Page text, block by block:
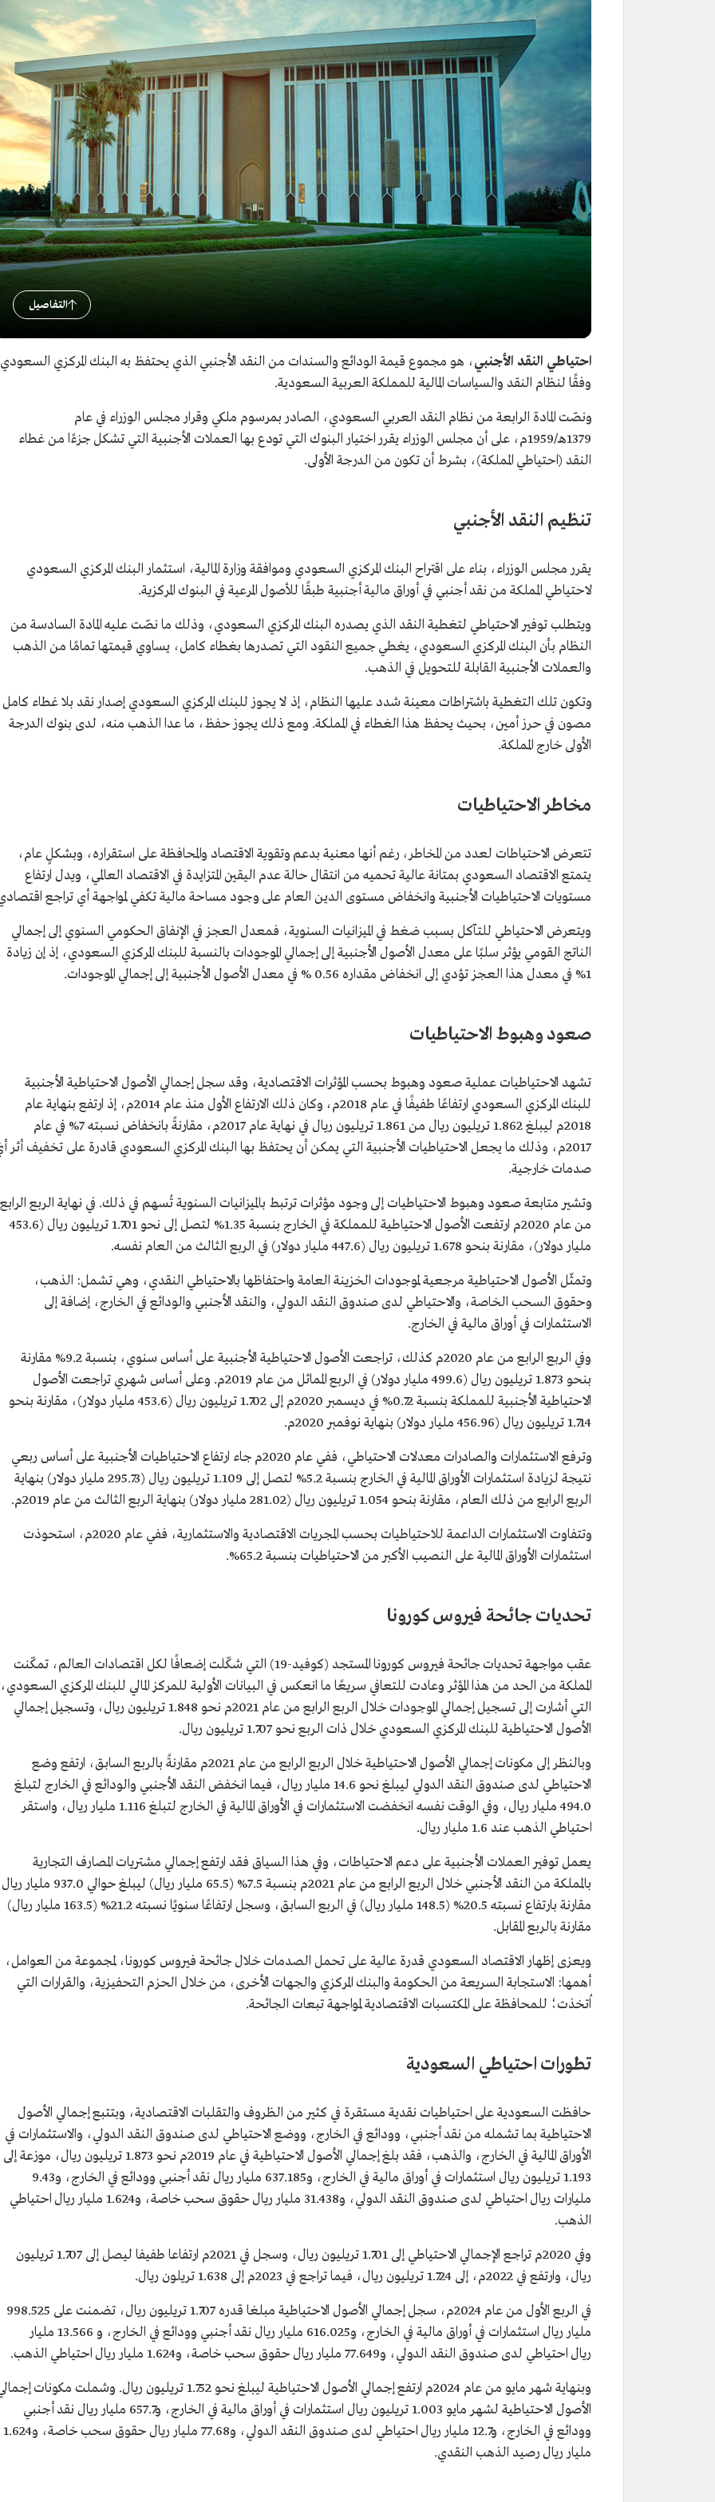
التفاصيل
احتياطي النقد الأجنبي، هو مجموع قيمة الودائع والسندات من النقد الأجنبي الذي يحتفظ به البنك المركزي
وفقًا لنظام النقد والسياسات المالية للمملكة العربية السعودية.
ونصّت المادة الرابعة من نظام النقد العربي السعودي، الصادر بمرسوم ملكي وقرار مجلس الوزراء في عام
1379هـ/1959م، على أن مجلس الوزراء يقرر اختيار البنوك التي تودع بها العملات الأجنبية التي تشكل جزءًا من غطاء
النقد (احتياطي المملكة)، بشرط أن تكون من الدرجة الأولى.
تنظيم النقد الأجنبي
يقرر مجلس الوزراء، بناء على اقتراح البنك المركزي السعودي وموافقة وزارة المالية، استثمار البنك المركزي السعودي
لاحتياطي المملكة من نقد أجنبي في أوراق مالية أجنبية طبقًا للأصول المرعية في البنوك المركزية.
ويتطلب توفير الاحتياطي لتغطية النقد الذي يصدره البنك المركزي السعودي، وذلك ما نصّت عليه المادة السادسة من
النظام بأن البنك المركزي السعودي، يغطي جميع النقود التي تصدرها بغطاء كامل، يساوي قيمتها تمامًا من الذهب
والعملات الأجنبية القابلة للتحويل في الذهب.
وتكون تلك التغطية باشتراطات معينة شدد عليها النظام، إذ لا يجوز للبنك المركزي السعودي إصدار نقد بلا غطاء كامل
مصون في حرز أمين، بحيث يحفظ هذا الغطاء في المملكة. ومع ذلك يجوز حفظ، ما عدا الذهب منه، لدى بنوك الدرجة
الأولى خارج المملكة.
مخاطر الاحتياطيات
تتعرض الاحتياطات لعدد من المخاطر، رغم أنها معنية بدعم وتقوية الاقتصاد والمحافظة على استقراره، وبشكلٍ عام،
يتمتع الاقتصاد السعودي بمتانة عالية تحميه من انتقال حالة عدم اليقين المتزايدة في الاقتصاد العالمي، ويدل ارتفاع
مستويات الاحتياطيات الأجنبية وانخفاض مستوى الدين العام على وجود مساحة مالية تكفي لمواجهة أي تراجع
ويتعرض الاحتياطي للتآكل بسبب ضغط في الميزانيات السنوية، فمعدل العجز في الإنفاق الحكومي السنوي إلى إجمالي
الناتج القومي يؤثر سلبًا على معدل الأصول الأجنبية إلى إجمالي الموجودات بالنسبة للبنك المركزي السعودي، إذ إن زيادة
1% في معدل هذا العجز تؤدي إلى انخفاض مقداره 0.56 % في معدل الأصول الأجنبية إلى إجمالي الموجودات.
صعود وهبوط الاحتياطيات
تشهد الاحتياطيات عملية صعود وهبوط بحسب المؤثرات الاقتصادية، وقد سجل إجمالي الأصول الاحتياطية الأجنبية
للبنك المركزي السعودي ارتفاعًا طفيفًا في عام 2018م، وكان ذلك الارتفاع الأول منذ عام 2014م، إذ ارتفع بنهاية عام
2018م ليبلغ 1.862 تريليون ريال من 1.861 تريليون ريال في نهاية عام 2017م، مقارنةً بانخفاض نسبته 7% في عام
2017م، وذلك ما يجعل الاحتياطيات الأجنبية التي يمكن أن يحتفظ بها البنك المركزي السعودي قادرة على تخفيف أثر
صدمات خارجية.
وتشير متابعة صعود وهبوط الاحتياطيات إلى وجود مؤثرات ترتبط بالميزانيات السنوية تُسهم في ذلك. في نهاية الربع الرابع
من عام 2020م ارتفعت الأصول الاحتياطية للمملكة في الخارج بنسبة 1.35% لتصل إلى نحو 1.701 تريليون ريال (453.6
مليار دولار)، مقارنة بنحو 1.678 تريليون ريال (447.6 مليار دولار) في الربع الثالث من العام نفسه.
وتمثّل الأصول الاحتياطية مرجعية لموجودات الخزينة العامة واحتفاظها بالاحتياطي النقدي، وهي تشمل: الذهب،
وحقوق السحب الخاصة، والاحتياطي لدى صندوق النقد الدولي، والنقد الأجنبي والودائع في الخارج، إضافة إلى
الاستثمارات في أوراق مالية في الخارج.
وفي الربع الرابع من عام 2020م كذلك، تراجعت الأصول الاحتياطية الأجنبية على أساس سنوي، بنسبة 9.2% مقارنة
بنحو 1.873 تريليون ريال (499.6 مليار دولار) في الربع المماثل من عام 2019م. وعلى أساس شهري تراجعت الأصول
الاحتياطية الأجنبية للمملكة بنسبة 0.72% في ديسمبر 2020م إلى 1.702 تريليون ريال (453.6 مليار دولار)، مقارنة بنحو
1.714 تريليون ريال (456.96 مليار دولار) بنهاية نوفمبر 2020م.
وترفع الاستثمارات والصادرات معدلات الاحتياطي، ففي عام 2020م جاء ارتفاع الاحتياطيات الأجنبية على أساس ربعي
نتيجة لزيادة استثمارات الأوراق المالية في الخارج بنسبة 5.2% لتصل إلى 1.109 تريليون ريال (295.73 مليار دولار) بنهاية
الربع الرابع من ذلك العام، مقارنة بنحو 1.054 تريليون ريال (281.02 مليار دولار) بنهاية الربع الثالث من عام 2019م.
وتتفاوت الاستثمارات الداعمة للاحتياطيات بحسب المجريات الاقتصادية والاستثمارية، ففي عام 2020م، استحوذت
استثمارات الأوراق المالية على النصيب الأكبر من الاحتياطيات بنسبة 65.2%.
تحديات جائحة فيروس كورونا
عقب مواجهة تحديات جائحة فيروس كورونا المستجد (كوفيد-19) التي شكّلت إضعافًا لكل اقتصادات العالم، تمكّنت
المملكة من الحد من هذا المؤثر وعادت للتعافي سريعًا ما انعكس في البيانات الأولية للمركز المالي للبنك المركزي السعودي،
التي أشارت إلى تسجيل إجمالي الموجودات خلال الربع الرابع من عام 2021م نحو 1.848 تريليون ريال، وتسجيل إجمالي
الأصول الاحتياطية للبنك المركزي السعودي خلال ذات الربع نحو 1.707 تريليون ريال.
وبالنظر إلى مكونات إجمالي الأصول الاحتياطية خلال الربع الرابع من عام 2021م مقارنةً بالربع السابق، ارتفع وضع
الاحتياطي لدى صندوق النقد الدولي ليبلغ نحو 14.6 مليار ريال، فيما انخفض النقد الأجنبي والودائع في الخارج لتبلغ
494.0 مليار ريال، وفي الوقت نفسه انخفضت الاستثمارات في الأوراق المالية في الخارج لتبلغ 1.116 مليار ريال، واستقر
احتياطي الذهب عند 1.6 مليار ريال.
يعمل توفير العملات الأجنبية على دعم الاحتياطات، وفي هذا السياق فقد ارتفع إجمالي مشتريات المصارف التجارية
بالمملكة من النقد الأجنبي خلال الربع الرابع من عام 2021م بنسبة 7.5% (65.5 مليار ريال) ليبلغ حوالي
مقارنة بارتفاع نسبته 20.5% (148.5 مليار ريال) في الربع السابق، وسجل ارتفاعًا سنويًا نسبته 21.2% (163.5 مليار ريال)
مقارنة بالربع المقابل.
ويعزى إظهار الاقتصاد السعودي قدرة عالية على تحمل الصدمات خلال جائحة فيروس كورونا، لمجموعة من العوامل،
أهمها: الاستجابة السريعة من الحكومة والبنك المركزي والجهات الأخرى، من خلال الحزم التحفيزية، والقرارات التي
اُتخذت؛ للمحافظة على المكتسبات الاقتصادية لمواجهة تبعات الجائحة.
تطورات احتياطي السعودية
حافظت السعودية على احتياطيات نقدية مستقرة في كثير من الظروف والتقلبات الاقتصادية، وبتتبع إجمالي الأصول
الاحتياطية بما تشمله من نقد أجنبي، وودائع في الخارج، ووضع الاحتياطي لدى صندوق النقد الدولي، والاستثمارات في
الأوراق المالية في الخارج، والذهب، فقد بلغ إجمالي الأصول الاحتياطية في عام 2019م نحو 1.873 تريليون ريال، موزعة إلى
1.193 تريليون ريال استثمارات في أوراق مالية في الخارج، و637.185 مليار ريال نقد أجنبي وودائع في الخارج، و9.43
مليارات ريال احتياطي لدى صندوق النقد الدولي، و31.438 مليار ريال حقوق سحب خاصة، و1.624 مليار ريال احتياطي
الذهب.
وفي 2020م تراجع الإجمالي الاحتياطي إلى 1.701 تريليون ريال، وسجل في 2021م ارتفاعا طفيفا ليصل إلى 1.707 تريليون
ريال، وارتفع في 2022م، إلى 1.724 تريليون ريال، فيما تراجع في 2023م إلى 1.638 تريلون ريال.
في الربع الأول من عام 2024م، سجل إجمالي الأصول الاحتياطية مبلغا قدره 1.707 تريليون ريال، تضمنت على 998.525
مليار ريال استثمارات في أوراق مالية في الخارج، و616.025 مليار ريال نقد أجنبي وودائع في الخارج، و 13.566 مليار
ريال احتياطي لدى صندوق النقد الدولي، و77.649 مليار ريال حقوق سحب خاصة، و1.624 مليار ريال احتياطي الذهب.
وبنهاية شهر مايو من عام 2024م ارتفع إجمالي الأصول الاحتياطية ليبلغ نحو 1.752 تريليون ريال. وشملت مكونات
الأصول الاحتياطية لشهر مايو 1.003 تريليون ريال استثمارات في أوراق مالية في الخارج، و657.7 مليار ريال نقد أجنبي
وودائع في الخارج، و12.7 مليار ريال احتياطي لدى صندوق النقد الدولي، و77.68 مليار ريال حقوق سحب خاصة، و1.624
مليار ريال رصيد الذهب النقدي.